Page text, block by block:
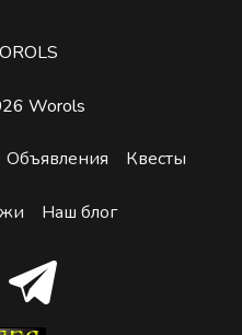
Worols
Объявления Квесты
Наш блог